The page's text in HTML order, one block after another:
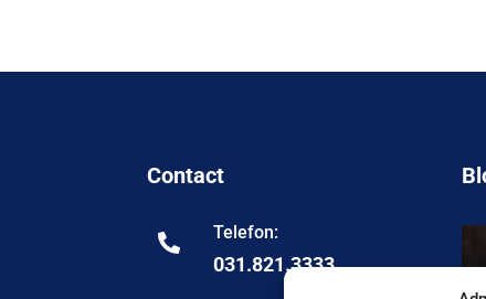
Contact
Telefon:
031.821.3333